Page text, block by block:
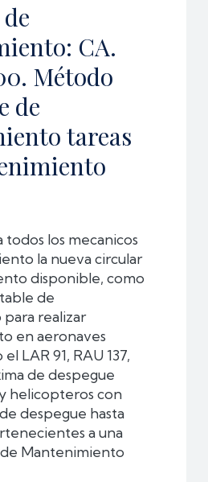
CA.
Método
de
tareas
todos los mecanicos
la nueva circular
disponible, como
de
realizar
en aeronaves
LAR 91, RAU 137,
de despegue
helicopteros con
despegue hasta
a una
Mantenimiento